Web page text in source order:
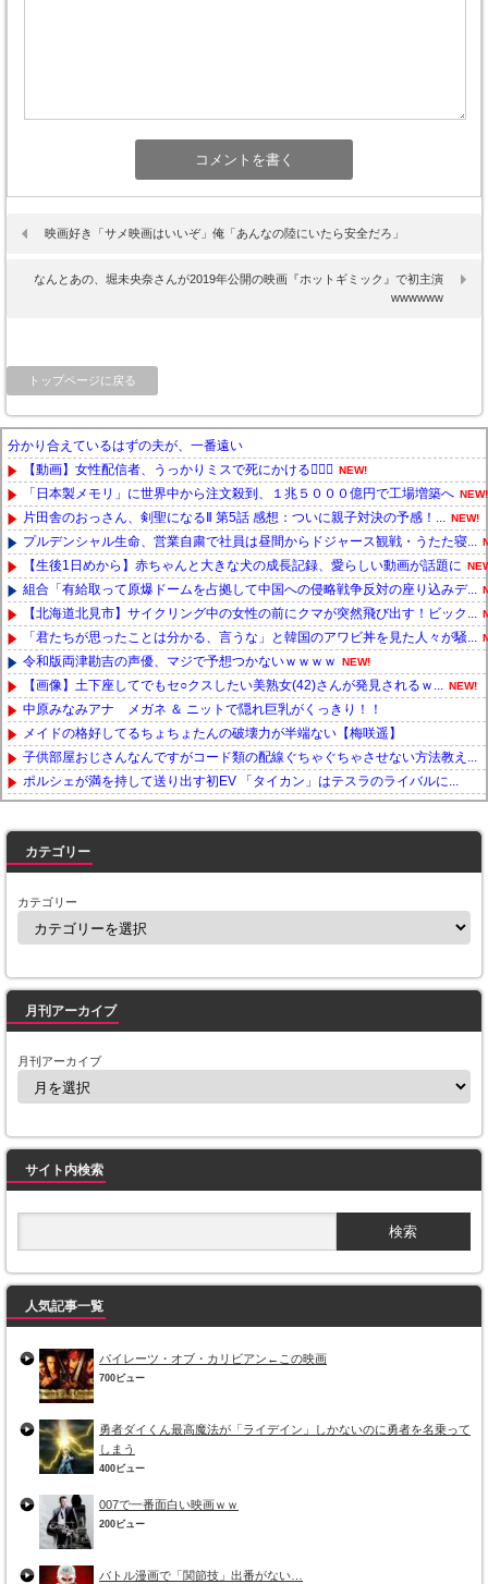
映画好き「サメ映画はいいぞ」俺「あんなの陸にいたら安全だろ」
なんとあの、堀未央奈さんが2019年公開の映画『ホットギミック』で初主演
wwwwww
トップページに戻る
分かり合えているはずの夫が、一番遠い
【動画】女性配信者、うっかりミスで死にかける🙍🏻‍♀ NEW!
「日本製メモリ」に世界中から注文殺到、１兆５０００億円で工場増築へ NEW!
片田舎のおっさん、剣聖になるⅡ 第5話 感想：ついに親子対決の予感！... NEW!
プルデンシャル生命、営業自粛で社員は昼間からドジャース観戦・うたた寝...
【生後1日めから】赤ちゃんと大きな犬の成長記録、愛らしい動画が話題に
組合「有給取って原爆ドームを占拠して中国への侵略戦争反対の座り込みデ...
【北海道北見市】サイクリング中の女性の前にクマが突然飛び出す！ビック...
「君たちが思ったことは分かる、言うな」と韓国のアワビ丼を見た人々が騒...
令和版両津勘吉の声優、マジで予想つかないｗｗｗｗ NEW!
【画像】土下座してでもセ○クスしたい美熟女(42)さんが発見されるｗ... NEW!
中原みなみアナ メガネ ＆ ニットで隠れ巨乳がくっきり！！
メイドの格好してるちょちょたんの破壊力が半端ない【梅咲遥】
子供部屋おじさんなんですがコード類の配線ぐちゃぐちゃさせない方法教え...
ポルシェが満を持して送り出す初EV 「タイカン」はテスラのライバルに...
カテゴリー
カテゴリー
月刊アーカイブ
月刊アーカイブ
サイト内検索
人気記事一覧
パイレーツ・オブ・カリビアン←この映画
700ビュー
勇者ダイくん最高魔法が「ライデイン」しかないのに勇者を名乗って
しまう
400ビュー
007で一番面白い映画ｗｗ
200ビュー
バトル漫画で「関節技」出番がない…